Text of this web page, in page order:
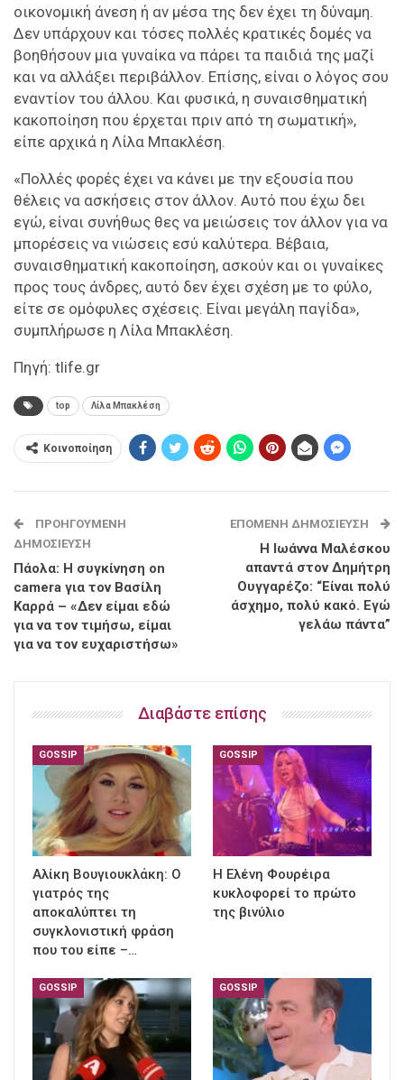
οικονομική άνεση ή αν μέσα της δεν έχει τη δύναμη.
Δεν υπάρχουν και τόσες πολλές κρατικές δομές να
βοηθήσουν μια γυναίκα να πάρει τα παιδιά της μαζί
και να αλλάξει περιβάλλον. Επίσης, είναι ο λόγος σου
εναντίον του άλλου. Και φυσικά, η συναισθηματική
κακοποίηση που έρχεται πριν από τη σωματική»,
είπε αρχικά η Λίλα Μπακλέση.
«Πολλές φορές έχει να κάνει με την εξουσία που
θέλεις να ασκήσεις στον άλλον. Αυτό που έχω δει
εγώ, είναι συνήθως θες να μειώσεις τον άλλον για να
μπορέσεις να νιώσεις εσύ καλύτερα. Βέβαια,
συναισθηματική κακοποίηση, ασκούν και οι γυναίκες
προς τους άνδρες, αυτό δεν έχει σχέση με το φύλο,
είτε σε ομόφυλες σχέσεις. Είναι μεγάλη παγίδα»,
συμπλήρωσε η Λίλα Μπακλέση.
Πηγή: tlife.gr
top Λίλα Μπακλέση
Κοινοποίηση
ΠΡΟΗΓΟΎΜΕΝΗ
ΔΗΜΟΣΊΕΥΣΗ
Πάολα: Η συγκίνηση on
camera για τον Βασίλη
Καρρά – «Δεν είμαι εδώ
για να τον τιμήσω, είμαι
για να τον ευχαριστήσω»
ΕΠΌΜΕΝΗ ΔΗΜΟΣΊΕΥΣΗ
Η Ιωάννα Μαλέσκου
απαντά στον Δημήτρη
Ουγγαρέζο: “Είναι πολύ
άσχημο, πολύ κακό. Εγώ
γελάω πάντα”
Διαβάστε επίσης
GOSSIP
Αλίκη Βουγιουκλάκη: Ο
γιατρός της
αποκαλύπτει τη
συγκλονιστική φράση
που του είπε –…
GOSSIP
Η Ελένη Φουρέιρα
κυκλοφορεί το πρώτο
της βινύλιο
GOSSIP GOSSIP